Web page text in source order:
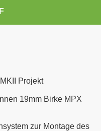
Projekt
19mm Birke MPX
zur Montage des